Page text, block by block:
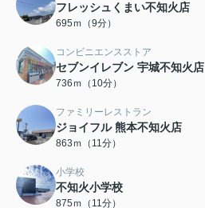
フレッシュくまい不知火店
695ｍ（9分）
コンビニエンスストア
セブンイレブン 宇城不知火店
736ｍ（10分）
ファミリーレストラン
ジョイフル 熊本不知火店
863ｍ（11分）
小学校
不知火小学校
875ｍ（11分）